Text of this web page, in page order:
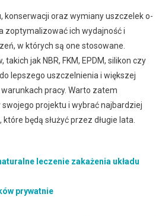
konserwacji oraz wymiany uszczelek o-
zoptymalizować ich wydajność i
w których są one stosowane.
jak NBR, FKM, EPDM, silikon czy
lepszego uszczelnienia i większej
pracy. Warto zatem
projektu i wybrać najbardziej
będą służyć przez długie lata.
leczenie zakażenia układu
prywatnie